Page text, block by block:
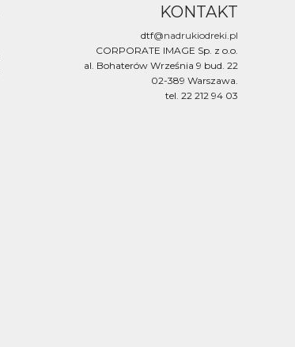
KONTAKT
dtf@nadrukiodreki.pl
CORPORATE IMAGE Sp. z o.o.
al. Bohaterów Września 9 bud. 22
02-389 Warszawa.
tel. 22 212 94 03